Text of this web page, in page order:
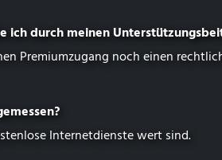
ich durch meinen
Premiumzugang noch einen
Internetdienste wert sind.